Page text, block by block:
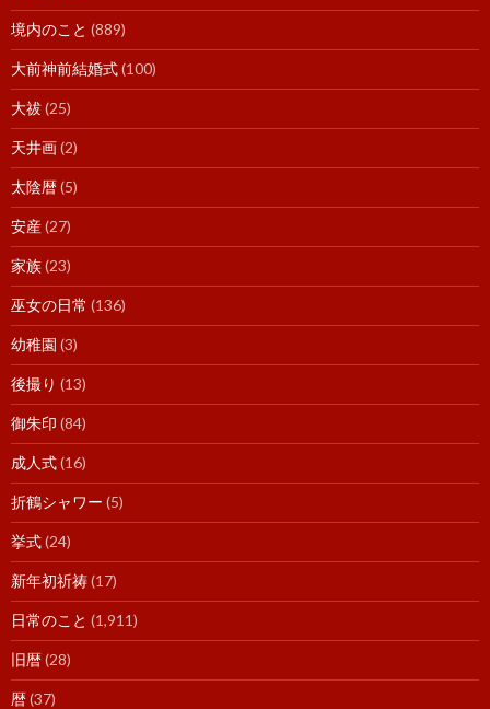
境内のこと (889)
大前神前結婚式(100)
大祓(25)
天井画(2)
太陰暦(5)
安産(27)
家族(23)
巫女の日常 (136)
幼稚園 (3)
後撮り (13)
御朱印 (84)
成人式(16)
折鶴シャワー (5)
挙式(24)
新年初祈祷(17)
日常のこと (1,911)
旧暦(28)
暦(37)